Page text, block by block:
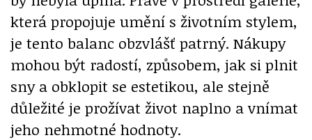
která propojuje umění s životním stylem,
je tento balanc obzvlášť patrný. Nákupy
mohou být radostí, způsobem, jak si plnit
sny a obklopit se estetikou, ale stejně
důležité je prožívat život naplno a vnímat
jeho nehmotné hodnoty.